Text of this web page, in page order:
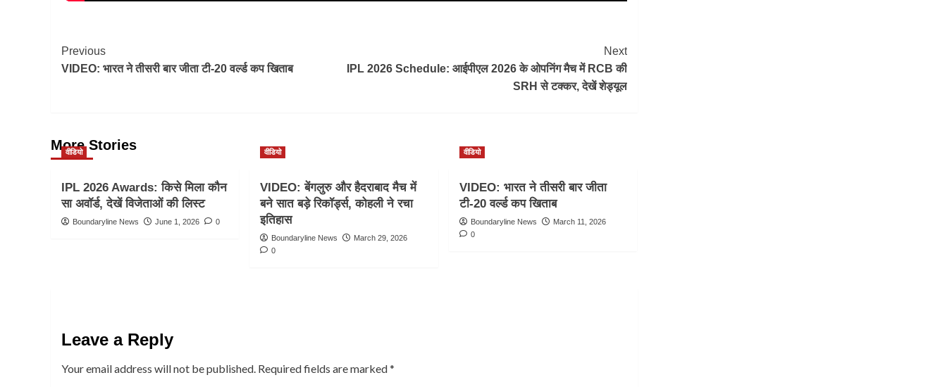
Post
Navigation
Previous
VIDEO: भारत ने तीसरी बार जीता टी-20 वर्ल्ड कप खिताब
Next
IPL 2026 Schedule: आईपीएल 2026 के ओपनिंग मैच में RCB की
SRH से टक्कर, देखें शेड्यूल
More Stories
वीडियो
IPL 2026 Awards: किसे मिला कौन
सा अवॉर्ड, देखें विजेताओं की लिस्ट
Boundaryline News June 1, 2026 0
वीडियो
VIDEO: बेंगलुरु और हैदराबाद मैच में
बने सात बड़े रिकॉर्ड्स, कोहली ने रचा
इतिहास
Boundaryline News
March 29, 2026
0
वीडियो
VIDEO: भारत ने तीसरी बार जीता
टी-20 वर्ल्ड कप खिताब
Boundaryline News
March 11, 2026
0
Leave a Reply
Your email address will not be published. Required fields are marked*